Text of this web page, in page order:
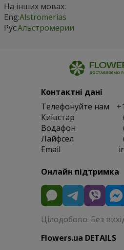
На інших мовах:
Eng:Alstromerias
Рус:Альстромерии
Контактні дані
Телефонуйте нам
Київстар
Водафон
Лайфсел
Email
Онлайн підтримка
Цілодобово. Без
Flowers.ua DETAILS